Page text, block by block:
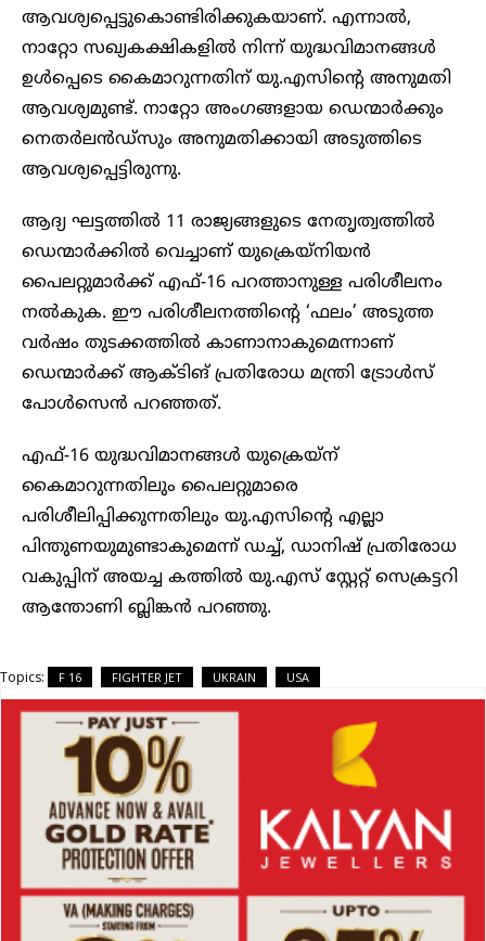
ആവശ്യപ്പെട്ടുകൊണ്ടിരിക്കുകയാണ്. എന്നാൽ,
നാറ്റോ സഖ്യകക്ഷികളില്‍ നിന്ന് യുദ്ധവിമാനങ്ങള്‍
ഉള്‍പ്പെടെ കൈമാറുന്നതിന് യു.എസിന്റെ അനുമതി
ആവശ്യമുണ്ട്. നാറ്റോ അംഗങ്ങളായ ഡെന്മാര്‍ക്കും
നെതര്‍ലന്‍ഡ്‌സും അനുമതിക്കായി അടുത്തിടെ
ആവശ്യപ്പെട്ടിരുന്നു.
ആദ്യ ഘട്ടത്തിൽ 11 രാജ്യങ്ങളുടെ നേതൃത്വത്തില്‍
ഡെന്മാര്‍ക്കില്‍ വെച്ചാണ് യുക്രെയ്‌നിയന്‍
പൈലറ്റുമാര്‍ക്ക് എഫ്-16 പറത്താനുള്ള പരിശീലനം
നല്‍കുക. ഈ പരിശീലനത്തിന്റെ ‘ഫലം’ അടുത്ത
വര്‍ഷം തുടക്കത്തില്‍ കാണാനാകുമെന്നാണ്
ഡെന്മാര്‍ക്ക് ആക്ടിങ് പ്രതിരോധ മന്ത്രി ട്രോള്‍സ്
പോള്‍സെന്‍ പറഞ്ഞത്.
എഫ്-16 യുദ്ധവിമാനങ്ങള്‍ യുക്രെയ്‌ന്
കൈമാറുന്നതിലും പൈലറ്റുമാരെ
പരിശീലിപ്പിക്കുന്നതിലും യു.എസിന്റെ എല്ലാ
പിന്തുണയുമുണ്ടാകുമെന്ന് ഡച്ച്, ഡാനിഷ് പ്രതിരോധ
വകുപ്പിന് അയച്ച കത്തില്‍ യു.എസ് സ്റ്റേറ്റ് സെക്രട്ടറി
ആന്തോണി ബ്ലിങ്കന്‍ പറഞ്ഞു.
Topics: F 16 FIGHTER JET UKRAIN USA